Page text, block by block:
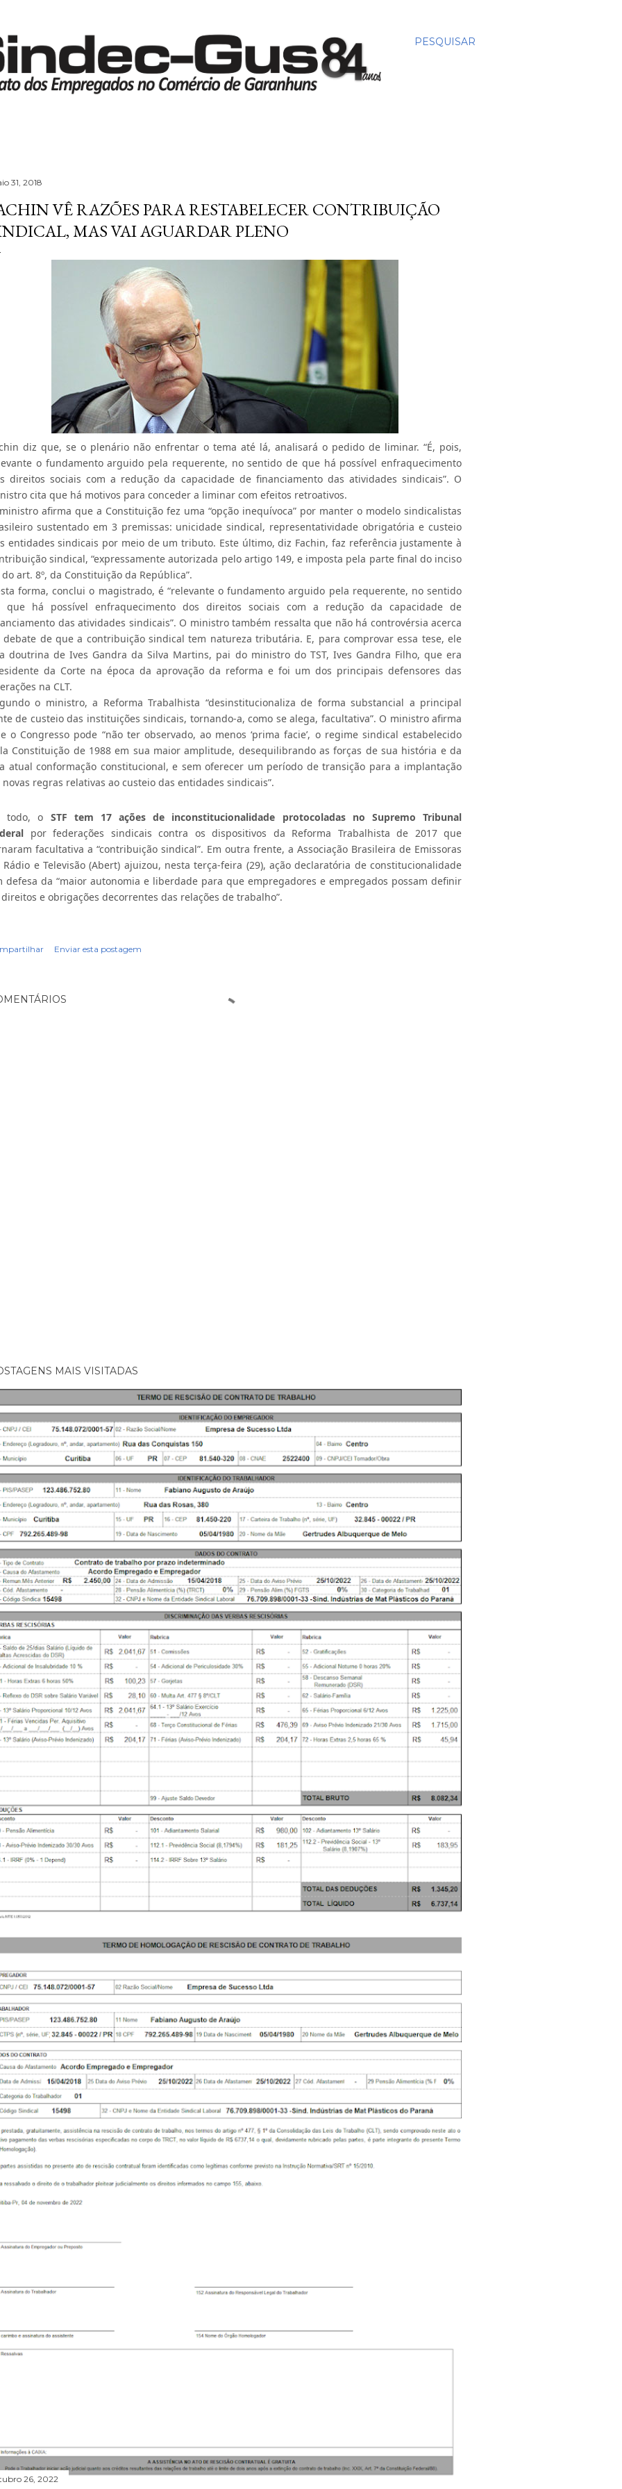
PESQUISAR
31, 2018
VÊ RAZÕES PARA RESTABELECER CONTRIBUIÇÃO
MAS VAI AGUARDAR PLENO
diz que, se o plenário não enfrentar o tema até lá, analisará o pedido de liminar. “É, pois,
o fundamento arguido pela requerente, no sentido de que há possível enfraquecimento
direitos sociais com a redução da capacidade de financiamento das atividades sindicais”. O
cita que há motivos para conceder a liminar com efeitos retroativos.
afirma que a Constituição fez uma “opção inequívoca” por manter o modelo sindicalistas
sustentado em 3 premissas: unicidade sindical, representatividade obrigatória e custeio
entidades sindicais por meio de um tributo. Este último, diz Fachin, faz referência justamente à
sindical, “expressamente autorizada pelo artigo 149, e imposta pela parte final do inciso
do art. 8º, da Constituição da República”.
forma, conclui o magistrado, é “relevante o fundamento arguido pela requerente, no sentido
que há possível enfraquecimento dos direitos sociais com a redução da capacidade de
das atividades sindicais”. O ministro também ressalta que não há controvérsia acerca
debate de que a contribuição sindical tem natureza tributária. E, para comprovar essa tese, ele
doutrina de Ives Gandra da Silva Martins, pai do ministro do TST, Ives Gandra Filho, que era
da Corte na época da aprovação da reforma e foi um dos principais defensores das
na CLT.
o ministro, a Reforma Trabalhista “desinstitucionaliza de forma substancial a principal
de custeio das instituições sindicais, tornando-a, como se alega, facultativa”. O ministro afirma
o Congresso pode “não ter observado, ao menos ‘prima facie’, o regime sindical estabelecido
Constituição de 1988 em sua maior amplitude, desequilibrando as forças de sua história e da
atual conformação constitucional, e sem oferecer um período de transição para a implantação
novas regras relativas ao custeio das entidades sindicais”.
todo, o STF tem 17 ações de inconstitucionalidade protocoladas no Supremo Tribunal
por federações sindicais contra os dispositivos da Reforma Trabalhista de 2017 que
facultativa a “contribuição sindical”. Em outra frente, a Associação Brasileira de Emissoras
Rádio e Televisão (Abert) ajuizou, nesta terça-feira (29), ação declaratória de constitucionalidade
defesa da “maior autonomia e liberdade para que empregadores e empregados possam definir
e obrigações decorrentes das relações de trabalho”.
Enviar esta postagem
MAIS VISITADAS
26, 2022